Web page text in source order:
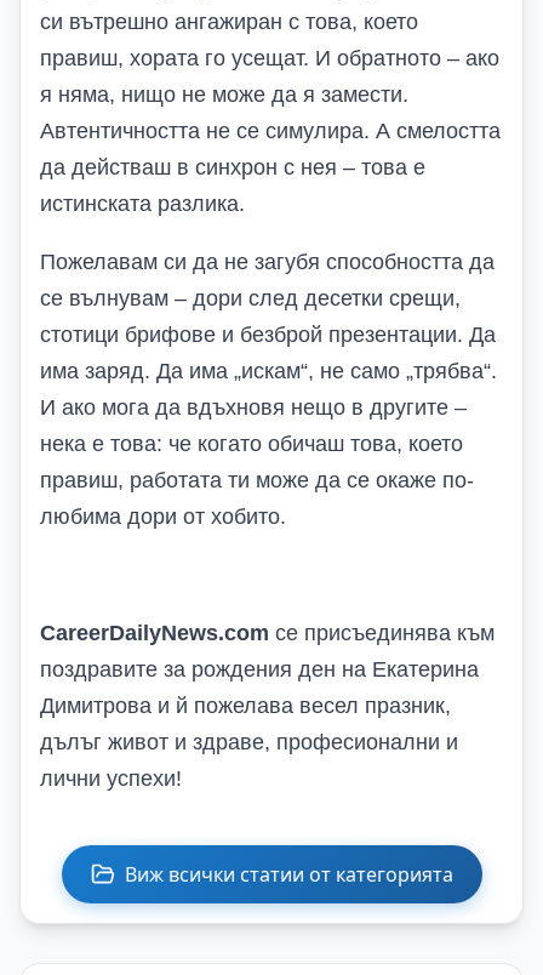
си вътрешно ангажиран с това, което
правиш, хората го усещат. И обратното – ако
я няма, нищо не може да я замести.
Автентичността не се симулира. А смелостта
да действаш в синхрон с нея – това е
истинската разлика.
Пожелавам си да не загубя способността да
се вълнувам – дори след десетки срещи,
стотици брифове и безброй презентации. Да
има заряд. Да има „искам“, не само „трябва“.
И ако мога да вдъхновя нещо в другите –
нека е това: че когато обичаш това, което
правиш, работата ти може да се окаже по-
любима дори от хобито.
CareerDailyNews.com се присъединява към
поздравите за рождения ден на Екатерина
Димитрова и й пожелава весел празник,
дълъг живот и здраве, професионални и
лични успехи!
Виж всички статии от категорията